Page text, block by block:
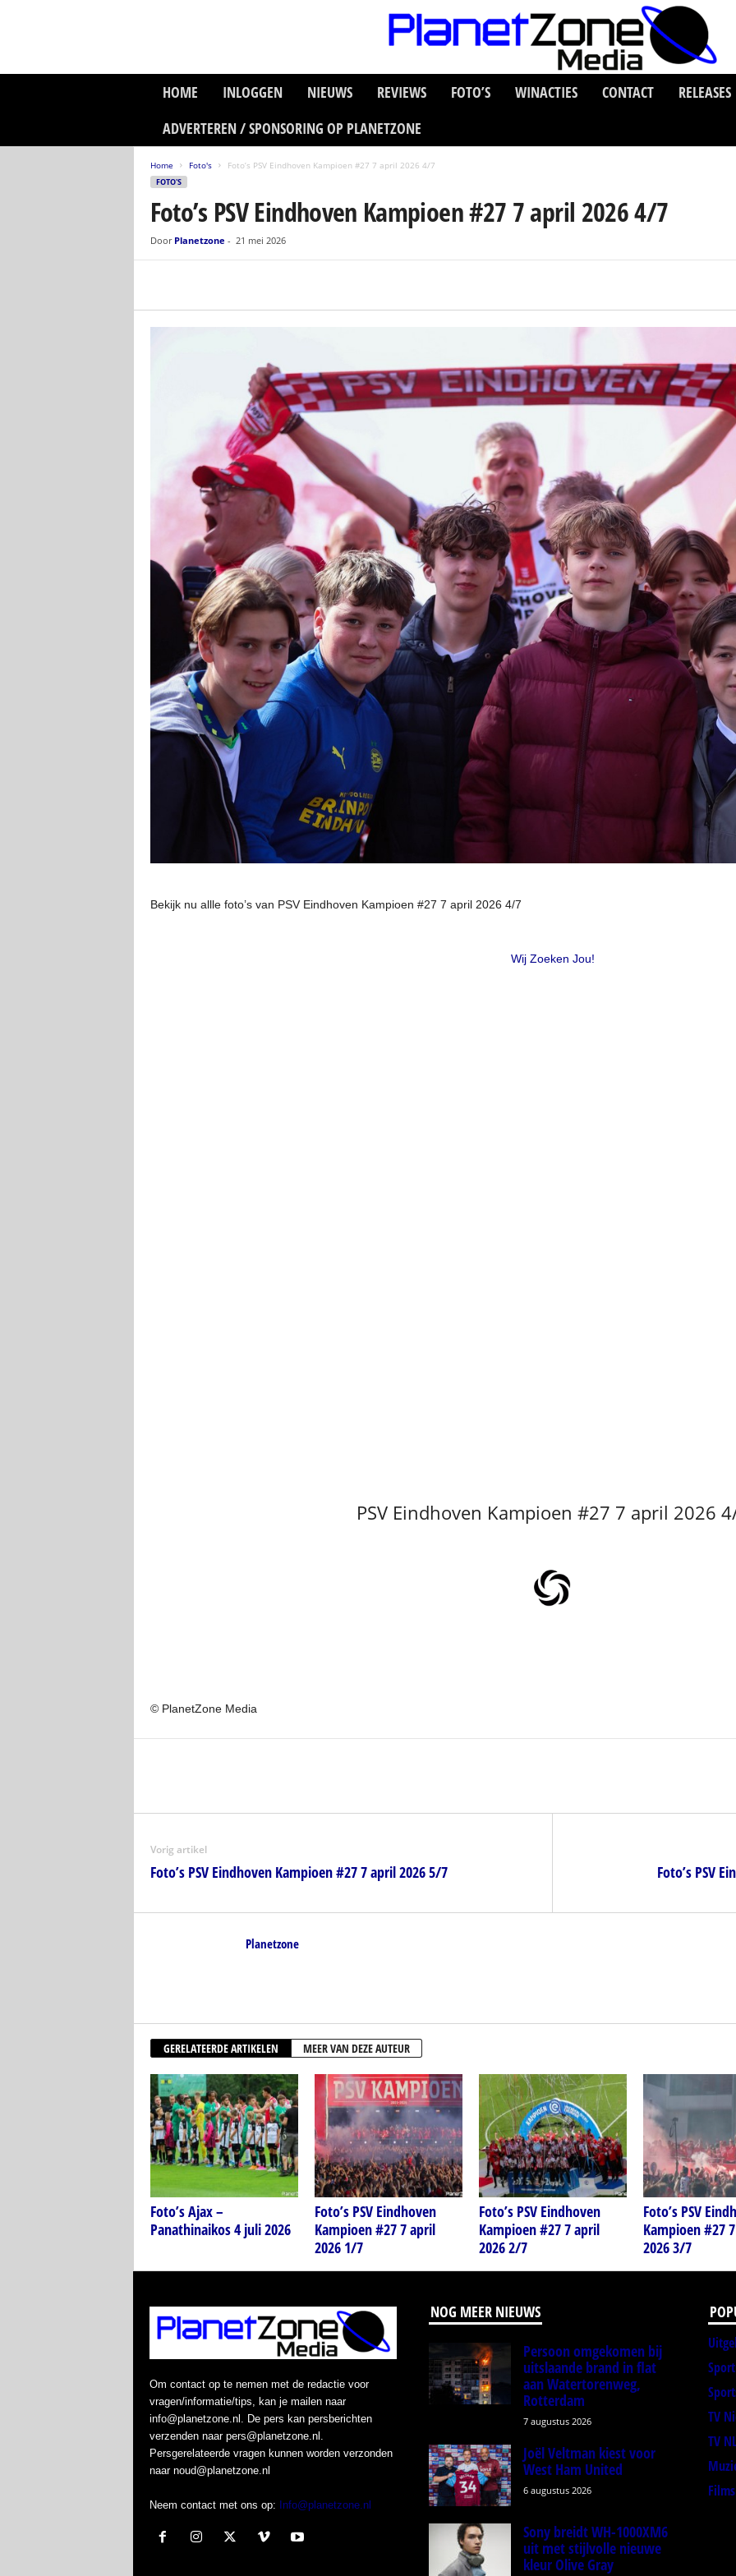
HOME INLOGGEN NIEUWS REVIEWS FOTO’S WINACTIES CONTACT
RELEASES
ADVERTEREN / SPONSORING OP PLANETZONE
Home Foto's Foto’s PSV Eindhoven Kampioen #27 7 april 2026 4/7
FOTO'S
Foto’s PSV Eindhoven Kampioen #27 7 april 2026 4/7
Door Planetzone - 21 mei 2026
Bekijk nu allle foto’s van PSV Eindhoven Kampioen #27 7 april 2026 4/7
Wij Zoeken Jou!
PSV Eindhoven Kampioen #27 7 april 2026
© PlanetZone Media
Vorig artikel
Foto’s PSV Eindhoven Kampioen #27 7 april 2026 5/7 Foto’s PSV
Planetzone
GERELATEERDE ARTIKELEN MEER VAN DEZE AUTEUR
Foto’s Ajax –
Panathinaikos 4 juli 2026
Foto’s PSV Eindhoven
Kampioen #27 7 april
2026 1/7
Foto’s PSV Eindhoven
Kampioen #27 7 april
2026 2/7
Foto’s PSV
Kampioen #27
2026 3/7
Om contact op te nemen met de redactie voor
vragen/informatie/tips, kan je mailen naar
info@planetzone.nl. De pers kan persberichten
verzenden naar pers@planetzone.nl.
Persgerelateerde vragen kunnen worden verzonden
naar noud@planetzone.nl
Neem contact met ons op: Info@planetzone.nl
NOG MEER NIEUWS
Persoon omgekomen bij
uitslaande brand in flat
aan Watertorenweg,
Rotterdam
7 augustus 2026
Joël Veltman kiest voor
West Ham United
6 augustus 2026
Sony breidt WH-1000XM6
uit met stijlvolle nieuwe
kleur Olive Gray
TV
TV NL